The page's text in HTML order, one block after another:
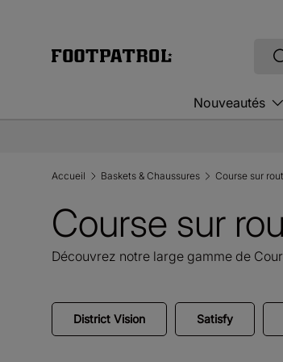
Nouveautés
Accueil Baskets & Chaussures Course sur
Course sur
Découvrez notre large gamme de
District Vision Satisfy